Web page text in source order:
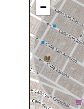
−